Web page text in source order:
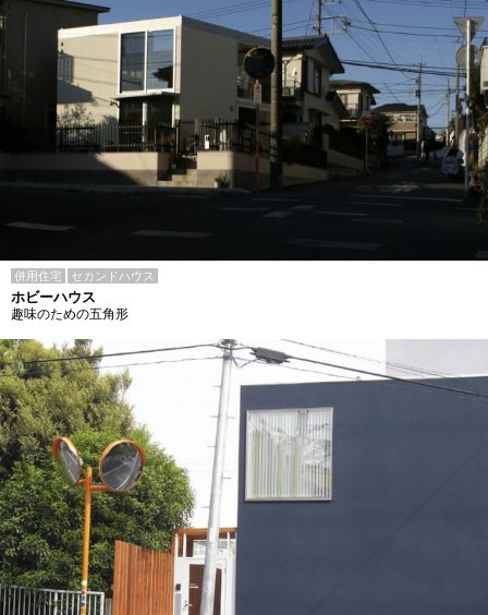
併用住宅 セカンドハウス
ホビーハウス
趣味のための五角形